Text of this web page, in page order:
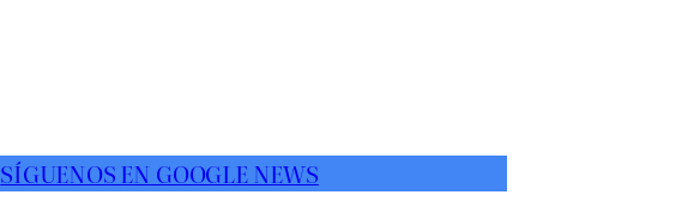
SÍGUENOS EN GOOGLE NEWS